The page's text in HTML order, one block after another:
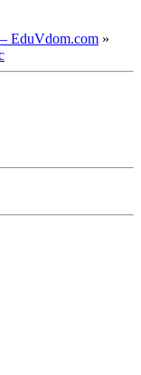
EduVdom.com »